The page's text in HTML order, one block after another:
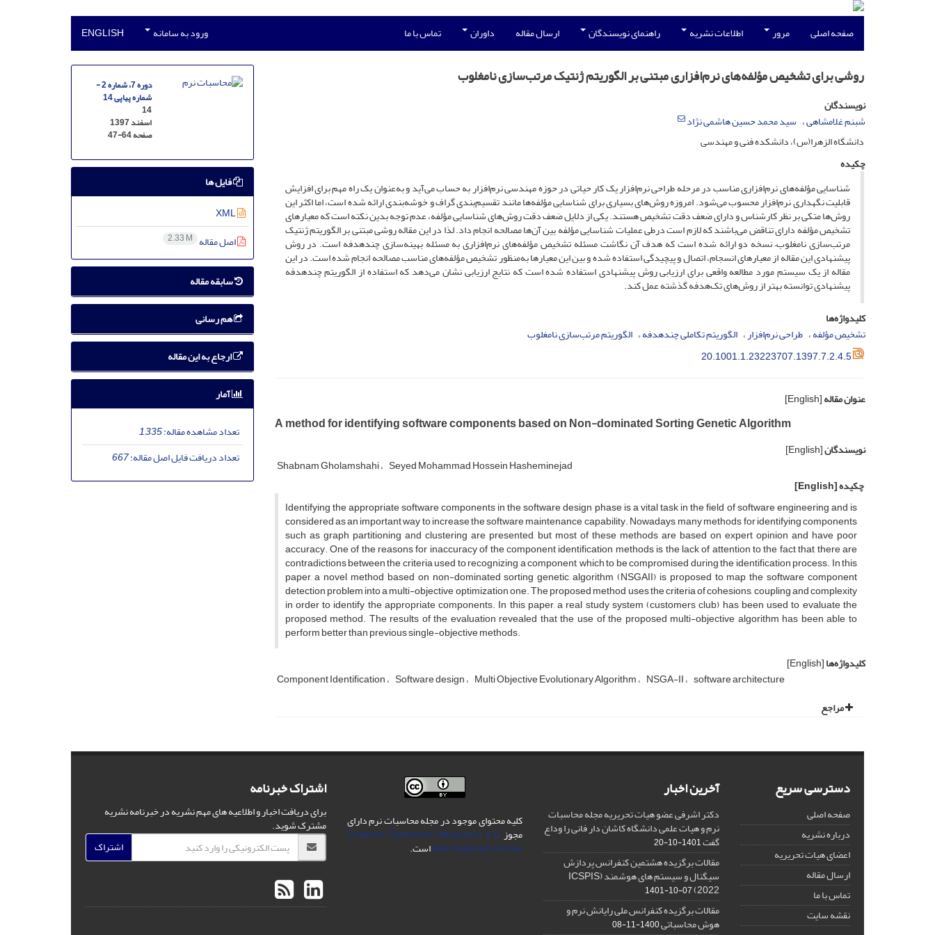
صفحه اصلی مرور اطلاعات نشریه راهنمای نویسندگان ارسال مقاله داوران تماس با ما ورود به سامانه ENGLISH
روشی برای تشخیص مؤلفه‌های نرم‌افزاری مبتنی بر الگوریتم ژنتیک مرتب‌سازی نامغلوب
نویسندگان
شبنم غلامشاهی سید محمد حسین هاشمی نژاد
دانشگاه الزهرا(س)، دانشکده فنی و مهندسی
چکیده
شناسایی مؤلفه‌های نرم‌افزاری مناسب در مرحله طراحی نرم‌افزار یک کار حیاتی در حوزه مهندسی نرم‌افزار به حساب می‌آید و به‌عنوان یک راه مهم برای افزایش
قابلیت نگهداری نرم‌افزار محسوب می‌شود. امروزه روش‌های بسیاری برای شناسایی مؤلفه‌ها مانند تقسیم‌بندی گراف و خوشه‌بندی ارائه شده است، اما اکثر این
روش‌ها متکی بر نظر کارشناس و دارای ضعف دقت تشخیص هستند. یکی از دلایل ضعف دقت روش‌های شناسایی مؤلفه، عدم توجه بدین نکته است که معیارهای
تشخیص مؤلفه دارای تناقض می‌باشند که لازم است درطی عملیات شناسایی مؤلفه بین آن‌ها مصالحه انجام داد. لذا در این مقاله روشی مبتنی بر الگوریتم ژنتیک
مرتب‌سازی نامغلوب– نسخه دو ارائه شده است که هدف آن نگاشت مسئله تشخیص مؤلفه‌های نرم‌افزاری به مسئله بهینه‌سازی چندهدفه است. در روش
پیشنهادی این مقاله از معیارهای انسجام، اتصال و پیچیدگی استفاده شده و بین این معیارها به‌منظور تشخیص مؤلفه‌های مناسب مصالحه انجام شده است. در این
مقاله از یک سیستم مورد مطالعه واقعی برای ارزیابی روش پیشنهادی استفاده شده است که نتایج ارزیابی نشان می‌دهد که استفاده از الگوریتم‌ چندهدفه
پیشنهادی توانسته بهتر از روش‌های تک‌هدفه گذشته عمل کند.
کلیدواژه‌ها
تشخیص مؤلفه طراحی نرم‌افزار الگوریتم تکاملی چندهدفه الگوریتم مرتب‌سازی نامغلوب
20.1001.1.23223707.1397.7.2.4.5
عنوان مقاله[English]
A method for identifying software components based on Non-dominated Sorting Genetic Algorithm
نویسندگان[English]
Shabnam Gholamshahi Seyed Mohammad Hossein Hasheminejad
چکیده[English]
Identifying the appropriate software components in the software design phase is a vital task in the field of software engineering and is
considered as an important way to increase the software maintenance capability. Nowadays, many methods for identifying components
such as graph partitioning and clustering are presented, but most of these methods are based on expert opinion and have poor
accuracy. One of the reasons for inaccuracy of the component identification methods is the lack of attention to the fact that there are
contradictions between the criteria used to recognizing a component, which to be compromised during the identification process. In this
paper, a novel method based on non-dominated sorting genetic algorithm (NSGAII) is proposed to map the software component
detection problem into a multi-objective optimization one. The proposed method uses the criteria of cohesions, coupling and complexity
in order to identify the appropriate components. In this paper, a real study system (customers club) has been used to evaluate the
proposed method. The results of the evaluation revealed that the use of the proposed multi-objective algorithm has been able to
perform better than previous single-objective methods.
کلیدواژه‌ها[English]
Component Identification Software design Multi Objective Evolutionary Algorithm NSGA-II software architecture
مراجع
دوره 7، شماره 2 -
شماره پیاپی 14
14
اسفند 1397
صفحه47-64
فایل ها
XML
اصل مقاله 2.33 M
سابقه مقاله
هم رسانی
ارجاع به این مقاله
آمار
تعداد مشاهده مقاله:1,335
تعداد دریافت فایل اصل مقاله:667
دسترسی سریع
صفحه اصلی
درباره نشریه
اعضای هیات تحریریه
ارسال مقاله
تماس با ما
نقشه سایت
آخرین اخبار
دکتر اشرفی عضو هیات تحریریه مجله محاسبات
نرم و هیات علمی دانشگاه کاشان دار فانی را وداع
گفت1401-10-20
مقالات برگزیده هشتمین کنفرانس پردازش
سیگنال و سیستم های هوشمند (ICSPIS
2022)
1401-10-07
مقالات برگزیده کنفرانس ملی رایانش نرم و
هوش محاسباتی1400-11-08
کلیه محتوای موجود در مجله محاسبات نرم دارای
مجوز Creative Commons Attribution 4.0
International Licenseاست.
اشتراک خبرنامه
برای دریافت اخبار و اطلاعیه های مهم نشریه در خبرنامه نشریه
مشترک شوید.
اشتراک